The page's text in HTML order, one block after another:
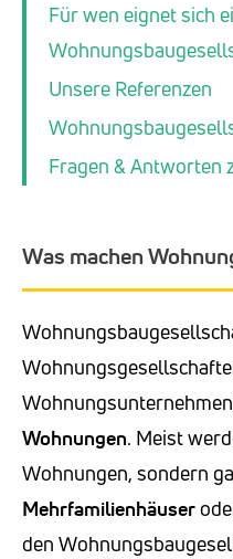
Für wen eignet sich
Unsere Referenzen
Fragen & Antworten
Was machen
Wohnungen. Meist
Wohnungen, sondern
Mehrfamilienhäuser
den